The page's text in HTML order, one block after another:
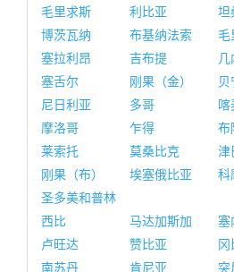
毛里求斯
利比亚
坦
博茨瓦纳
布基纳法索
毛
塞拉利昂
吉布提
几
塞舌尔
刚果（金）
贝
尼日利亚
多哥
喀
摩洛哥
乍得
布
莱索托
莫桑比克
津
刚果（布）
埃塞俄比亚
科
圣多美和普林
西比
马达加斯加
塞
卢旺达
赞比亚
冈
南苏丹
肯尼亚 突